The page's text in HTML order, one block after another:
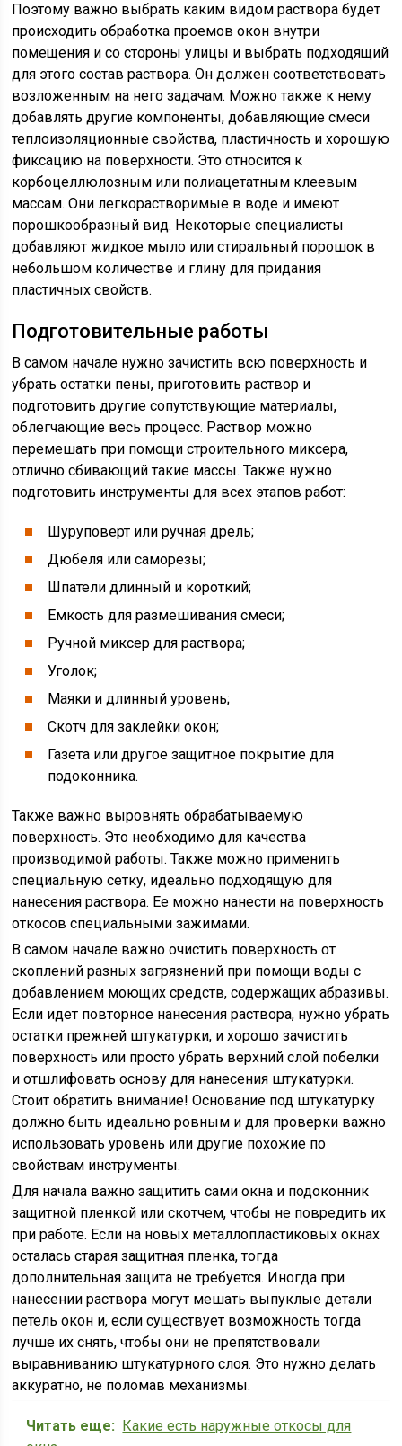
Поэтому важно выбрать каким видом раствора будет
происходить обработка проемов окон внутри
помещения и со стороны улицы и выбрать подходящий
для этого состав раствора. Он должен соответствовать
возложенным на него задачам. Можно также к нему
добавлять другие компоненты, добавляющие смеси
теплоизоляционные свойства, пластичность и хорошую
фиксацию на поверхности. Это относится к
корбоцеллюлозным или полиацетатным клеевым
массам. Они легкорастворимые в воде и имеют
порошкообразный вид. Некоторые специалисты
добавляют жидкое мыло или стиральный порошок в
небольшом количестве и глину для придания
пластичных свойств.
Подготовительные работы
В самом начале нужно зачистить всю поверхность и
убрать остатки пены, приготовить раствор и
подготовить другие сопутствующие материалы,
облегчающие весь процесс. Раствор можно
перемешать при помощи строительного миксера,
отлично сбивающий такие массы. Также нужно
подготовить инструменты для всех этапов работ:
Шуруповерт или ручная дрель;
Дюбеля или саморезы;
Шпатели длинный и короткий;
Емкость для размешивания смеси;
Ручной миксер для раствора;
Уголок;
Маяки и длинный уровень;
Скотч для заклейки окон;
Газета или другое защитное покрытие для
подоконника.
Также важно выровнять обрабатываемую
поверхность. Это необходимо для качества
производимой работы. Также можно применить
специальную сетку, идеально подходящую для
нанесения раствора. Ее можно нанести на поверхность
откосов специальными зажимами.
В самом начале важно очистить поверхность от
скоплений разных загрязнений при помощи воды с
добавлением моющих средств, содержащих абразивы.
Если идет повторное нанесения раствора, нужно убрать
остатки прежней штукатурки, и хорошо зачистить
поверхность или просто убрать верхний слой побелки
и отшлифовать основу для нанесения штукатурки.
Стоит обратить внимание! Основание под штукатурку
должно быть идеально ровным и для проверки важно
использовать уровень или другие похожие по
свойствам инструменты.
Для начала важно защитить сами окна и подоконник
защитной пленкой или скотчем, чтобы не повредить их
при работе. Если на новых металлопластиковых окнах
осталась старая защитная пленка, тогда
дополнительная защита не требуется. Иногда при
нанесении раствора могут мешать выпуклые детали
петель окон и, если существует возможность тогда
лучше их снять, чтобы они не препятствовали
выравниванию штукатурного слоя. Это нужно делать
аккуратно, не поломав механизмы.
Читать еще: Какие есть наружные откосы для